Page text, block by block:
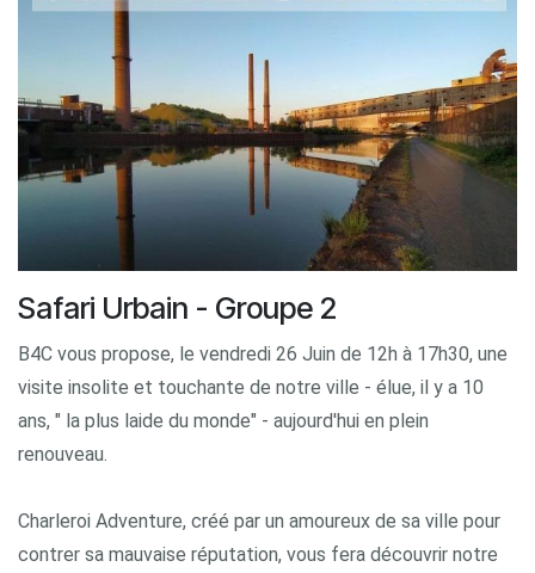
Safari Urbain - Groupe 2
B4C vous propose, le vendredi 26 Juin de 12h à 17h30, une
visite insolite et touchante de notre ville - élue, il y a 10
ans, " la plus laide du monde" - aujourd'hui en plein
renouveau.
Charleroi Adventure, créé par un amoureux de sa ville pour
contrer sa mauvaise réputation, vous fera découvrir notre